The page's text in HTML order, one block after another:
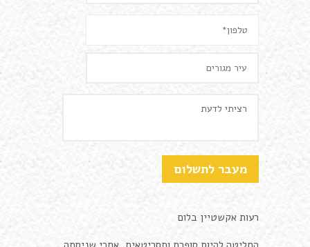
רעות אקשטיין בלום